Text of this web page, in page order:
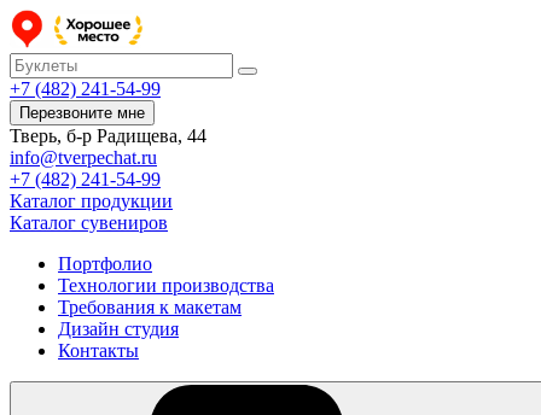
+7 (482) 241-54-99
Перезвоните мне
Тверь, б-р Радищева, 44
info@tverpechat.ru
+7 (482) 241-54-99
Каталог продукции
Каталог сувениров
Портфолио
Технологии производства
Требования к макетам
Дизайн студия
Контакты